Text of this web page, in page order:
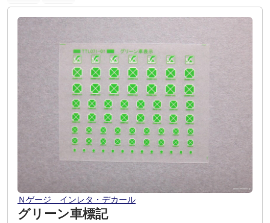
Ｎゲージ インレタ・デカール
グリーン車標記